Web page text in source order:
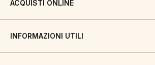
ACQUISTI ONLINE
INFORMAZIONI UTILI